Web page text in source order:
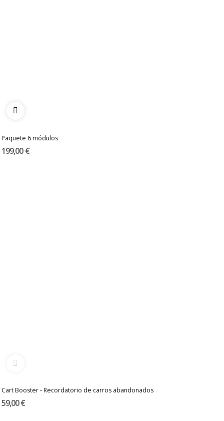
Paquete 6 módulos
199,00 €
Cart Booster - Recordatorio de carros abandonados
59,00 €